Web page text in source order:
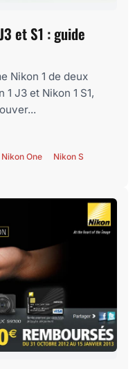
et S1 : guide
Nikon 1 de deux
J3 et Nikon 1 S1,
Nikon One Nikon S